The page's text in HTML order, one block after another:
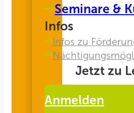
Seminare &
Infos
Infos zu
Jetzt zu
Anmelden